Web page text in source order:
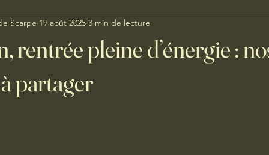
rentrée pleine d’énergie :
partager
Scarpe 19 août 2025 3 min de lecture